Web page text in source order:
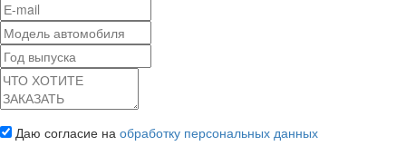
Даю согласие на обработку персональных данных